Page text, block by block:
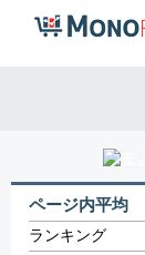
ページ内平均
ランキング